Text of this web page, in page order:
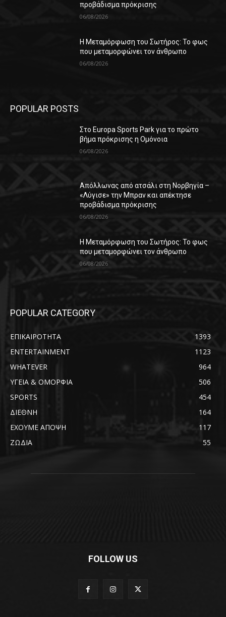
προβάδισμα πρόκρισης
06/08/2026
Η Μεταμόρφωση του Σωτήρος: Το φως
που μεταμορφώνει τον άνθρωπο
06/08/2026
POPULAR POSTS
Στο Europa Sports Park για το πρώτο
βήμα πρόκρισης η Ομόνοια
06/08/2026
Απόλλωνας από ατσάλι στη Νορβηγία –
«Λύγισε» την Μπραν και απέκτησε
προβάδισμα πρόκρισης
06/08/2026
Η Μεταμόρφωση του Σωτήρος: Το φως
που μεταμορφώνει τον άνθρωπο
06/08/2026
POPULAR CATEGORY
ΕΠΙΚΑΙΡΟΤΗΤΑ
1393
ENTERTAINMENT
1123
WHATEVER
964
ΥΓΕΙΑ & ΟΜΟΡΦΙΑ
506
SPORTS
454
ΔΙΕΘΝΗ
164
ΕΧΟΥΜΕ ΑΠΟΨΗ
117
ΖΩΔΙΑ
55
FOLLOW US